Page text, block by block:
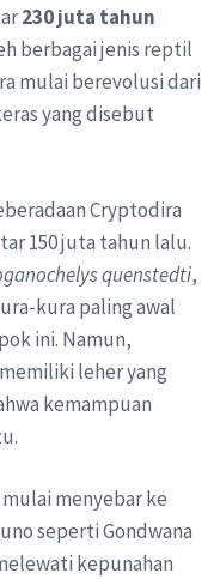
230 juta tahun
berbagai jenis reptil
mulai berevolusi dari
yang disebut
Cryptodira
150 juta tahun lalu.
quenstedti,
kura paling awal
ini. Namun,
leher yang
kemampuan
menyebar ke
seperti Gondwana
kepunahan